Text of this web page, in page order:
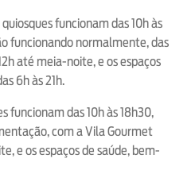
funcionam das 10h às
funcionando normalmente, das
até meia-noite, e os espaços
6h às 21h.
funcionam das 10h às 18h30,
com a Vila Gourmet
e os espaços de saúde, bem-